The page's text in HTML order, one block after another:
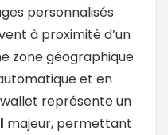
personnalisés
à proximité d’un
zone géographique
et en
représente un
majeur, permettant